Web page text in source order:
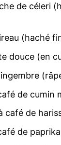
de céleri
(haché
douce (en
de cumin
café de
de paprika